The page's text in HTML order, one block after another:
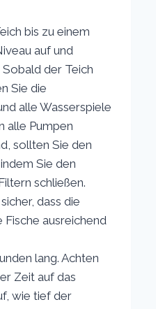
bis zu einem
auf und
der Teich
Sie die
alle Wasserspiele
alle Pumpen
sollten Sie den
Sie den
schließen.
dass die
ausreichend
lang. Achten
Zeit auf das
wie tief der